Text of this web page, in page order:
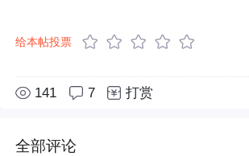
给本帖投票
141 7 打赏
全部评论